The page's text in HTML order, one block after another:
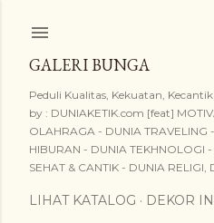
GALERI BUNGA
Peduli Kualitas, Kekuatan,
by : DUNIAKETIK.com [feat]
OLAHRAGA - DUNIA TRAVELING
HIBURAN - DUNIA TEKHNOLOGI
SEHAT & CANTIK - DUNIA RELIGI,
LIHAT KATALOG DEKOR